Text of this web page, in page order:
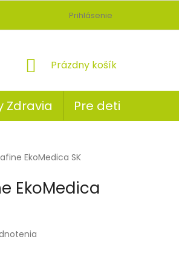
Prihlásenie
NÁKUPNÝ
Prázdny košík
Zdravia
Pre deti
EkoMedica SK
EkoMedica